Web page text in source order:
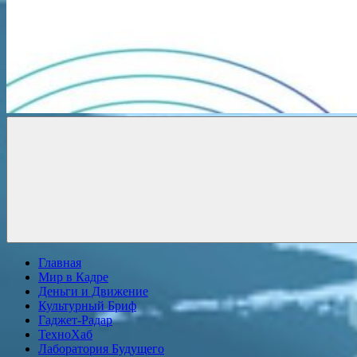
Главная
Мир в Кадре
Деньги и Движение
Культурный Бриф
Гаджет-Радар
ТехноХаб
Лаборатория Будущего